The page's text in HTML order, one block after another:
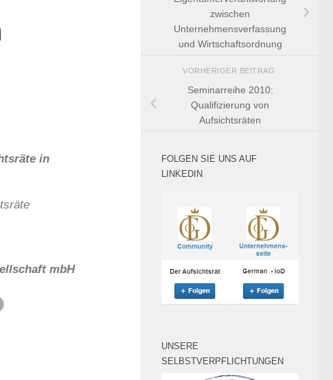
in
mbH
zwischen
Unternehmensverfassung
und Wirtschaftsordnung
VORHERIGER BEITRAG
Seminarreihe 2010:
Qualifizierung von
Aufsichtsräten
FOLGEN SIE UNS AUF
LINKEDIN
UNSERE
SELBSTVERPFLICHTUNGEN